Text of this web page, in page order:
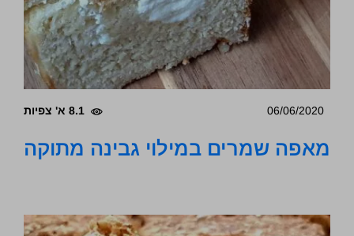
06/06/2020 8.1 א' צפיות
מאפה שמרים במילוי גבינה מתוקה